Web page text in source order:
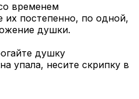
временем
их постепенно, по одной,
душки.
душку
упала, несите скрипку в